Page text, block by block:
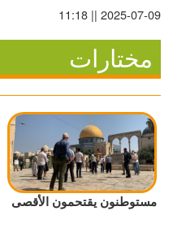
2025-07-09 || 11:18
مختارات
مستوطنون يقتحمون الأقصى